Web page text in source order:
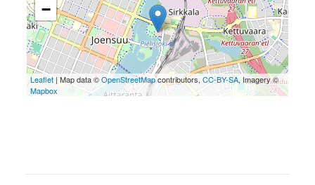
−
Leaflet| Map data ©OpenStreetMapcontributors,CC-BY-SA, Imagery ©
Mapbox